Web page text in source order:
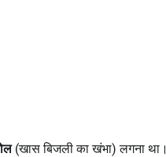
(खास बिजली का खंभा) लगना था।